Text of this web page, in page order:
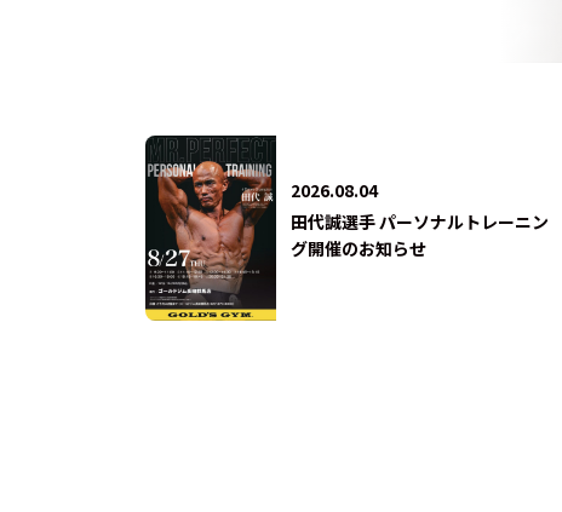
2026.08.04
田代誠選手 パーソナルトレーニン
グ開催のお知らせ